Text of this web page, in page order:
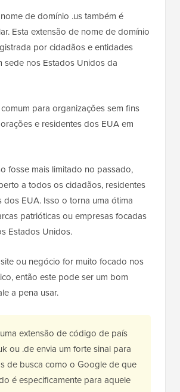
de domínio .us também é
Esta extensão de nome de domínio
por cidadãos e entidades
sede nos Estados Unidos da
para organizações sem fins
e residentes dos EUA em
fosse mais limitado no passado,
a todos os cidadãos, residentes
dos EUA. Isso o torna uma ótima
patrióticas ou empresas focadas
Estados Unidos.
ou negócio for muito focado nos
então este pode ser um bom
a pena usar.
extensão de código de país
ou .de envia um forte sinal para
de busca como o Google de que
é especificamente para aquele